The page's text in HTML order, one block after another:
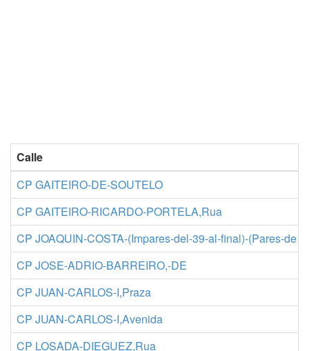
Calle
CP GAITEIRO-DE-SOUTELO
CP GAITEIRO-RICARDO-PORTELA,Rua
CP JOAQUIN-COSTA-(Impares-del-39-al-final)-(Pares-de
CP JOSE-ADRIO-BARREIRO,-DE
CP JUAN-CARLOS-I,Praza
CP JUAN-CARLOS-I,Avenida
CP LOSADA-DIEGUEZ,Rua